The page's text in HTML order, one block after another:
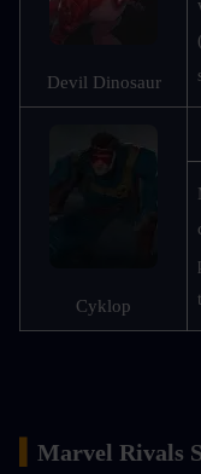
Devil Dinosaur
Cyklop
Marvel Rivals